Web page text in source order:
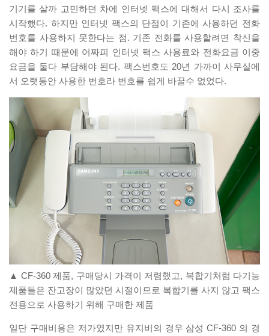
기기를 살까 고민하던 차에 인터넷 팩스에 대해서 다시 조사를
시작했다. 하지만 인터넷 팩스의 단점이 기존에 사용하던 전화
번호를 사용하지 못한다는 점. 기존 전화를 사용할려면 착신을
해야 하기 때문에 어짜피 인터넷 팩스 사용료와 전화요금 이중
요금을 둘다 부담해야 된다. 팩스번호도 20년 가까이 사무실에
서 오랫동안 사용한 번호라 번호를 쉽게 바꿀수 없었다.
▲ CF-360 제품, 구매당시 가격이 저렴했고, 복합기처럼 다기능
제품들은 잔고장이 많았던 시절이므로 복합기를 사지 않고 팩스
전용으로 사용하기 위해 구매한 제품
일단 구매비용은 저가였지만 유지비의 경우 삼성 CF-360 의 경